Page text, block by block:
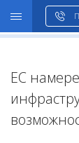
ЕС